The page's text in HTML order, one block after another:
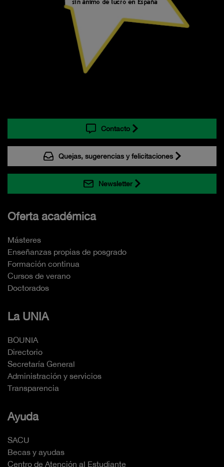
Contacto
Quejas, sugerencias y felicitaciones
Newsletter
Oferta académica
Másteres
Enseñanzas propias de posgrado
Formación continua
Cursos de verano
Doctorados
La UNIA
BOUNIA
Directorio
Secretaría General
Administración y servicios
Transparencia
Ayuda
SACU
Becas y ayudas
Centro de Atención al Estudiante